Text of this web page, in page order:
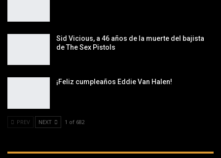
Sid Vicious, a 46 años de la muerte del bajista
de The Sex Pistols
¡Feliz cumpleaños Eddie Van Halen!
PREV NEXT 1 of 682